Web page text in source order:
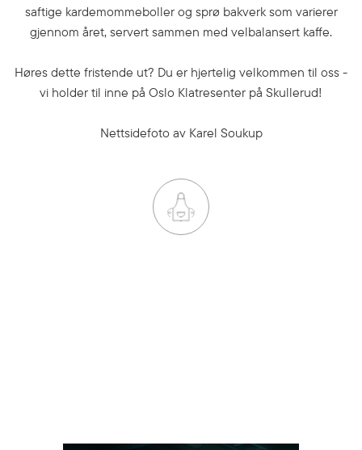
saftige kardemommeboller og sprø bakverk som varierer
gjennom året, servert sammen med velbalansert kaffe.
Høres dette fristende ut? Du er hjertelig velkommen til oss -
vi holder til inne på Oslo Klatresenter på Skullerud!
Nettsidefoto av Karel Soukup